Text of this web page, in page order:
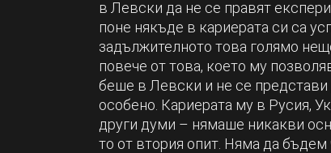
в Левски да не се правят
поне някъде в кариерата си са
задължителното това голямо
повече от това, което му
беше в Левски и не се
особено. Кариерата му в Русия,
други думи – нямаше никакви
то от втория опит. Няма да